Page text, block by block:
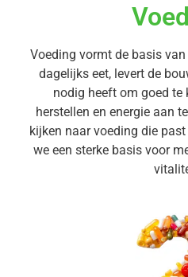
Voeding vormt de basis
dagelijks eet, levert de
nodig heeft om goed te
herstellen en energie aan
kijken naar voeding die
we een sterke basis voor